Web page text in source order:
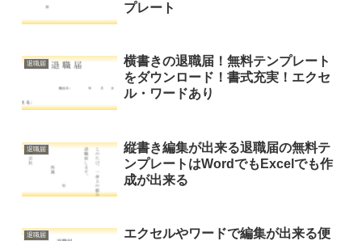
プレート
退職届
横書きの退職届！無料テンプレート
をダウンロード！書式充実！エクセ
ル・ワードあり
退職届
縦書き編集が出来る退職届の無料テ
ンプレートはWordでもExcelでも作
成が出来る
退職届
エクセルやワードで編集が出来る便